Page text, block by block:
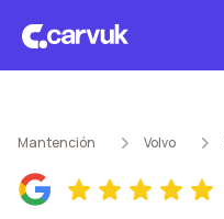
Mantención kilometraje
Revisión técnica
Mantención Volvo